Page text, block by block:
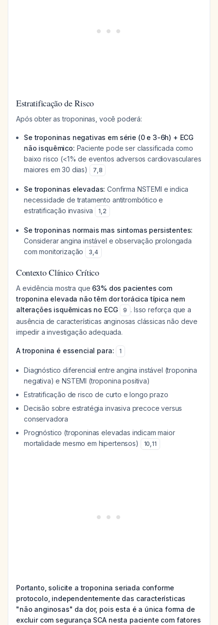
Estratificação de Risco
Após obter as troponinas, você poderá:
Se troponinas negativas em série (0 e 3-6h) + ECG
não isquêmico: Paciente pode ser classificada como
baixo risco (<1% de eventos adversos cardiovasculares
maiores em 30 dias)
7,8
Se troponinas elevadas: Confirma NSTEMI e indica
necessidade de tratamento antitrombótico e
estratificação invasiva
1,2
Se troponinas normais mas sintomas persistentes:
Considerar angina instável e observação prolongada
com monitorização
3,4
Contexto Clínico Crítico
A evidência mostra que 63% dos pacientes com
troponina elevada não têm dor torácica típica nem
alterações isquêmicas no ECG
9 . Isso reforça que a
ausência de características anginosas clássicas não deve
impedir a investigação adequada.
A troponina é essencial para: 1
Diagnóstico diferencial entre angina instável (troponina
negativa) e NSTEMI (troponina positiva)
Estratificação de risco de curto e longo prazo
Decisão sobre estratégia invasiva precoce versus
conservadora
Prognóstico (troponinas elevadas indicam maior
mortalidade mesmo em hipertensos)
10,11
Portanto, solicite a troponina seriada conforme
protocolo, independentemente das características
"não anginosas" da dor, pois esta é a única forma de
excluir com segurança SCA nesta paciente com fatores